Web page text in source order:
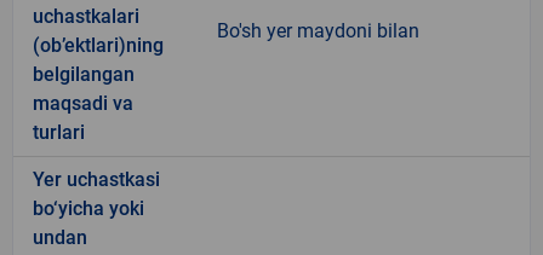
uchastkalari
(ob’ektlari)ning
belgilangan
maqsadi va
turlari
Bo'sh yer maydoni bilan
Yer uchastkasi
bo‘yicha yoki
undan